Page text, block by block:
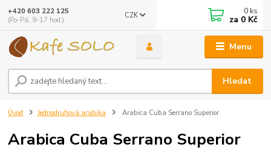
Menu
CZK
Hledat
+420 603 222 125
(Po-Pá, 9-17 hod.)
0 ks
za 0 Kč
Úvod Jednodruhová arabika Arabica Cuba Serrano Superior
Arabica Cuba Serrano Superior